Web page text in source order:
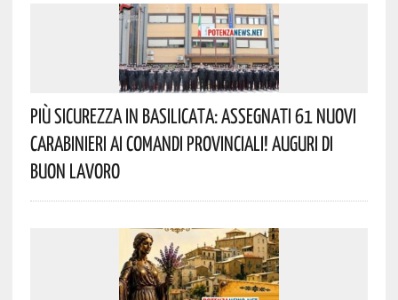
Più Sicurezza In Basilicata: Assegnati 61 Nuovi
Carabinieri Ai Comandi Provinciali! Auguri Di
Buon Lavoro